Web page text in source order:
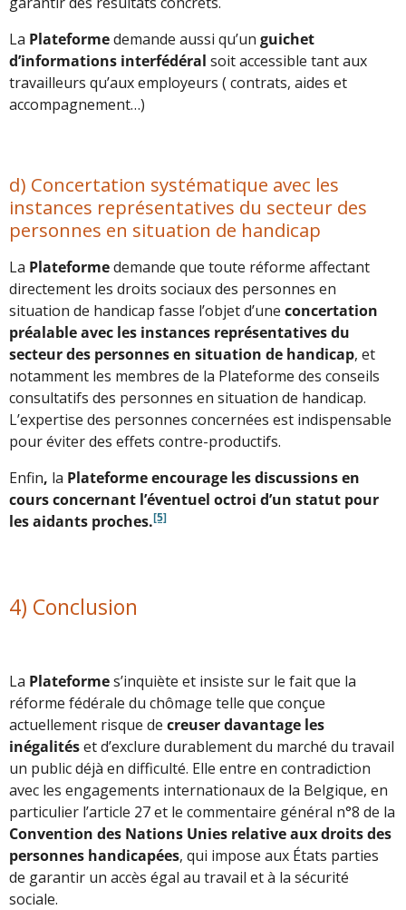
La Plateformedemande aussi qu’un guichet
d’informations interfédéral soit accessible tant aux
travailleurs qu’aux employeurs ( contrats, aides et
accompagnement…)
d) Concertation systématique avec les
instances représentatives du secteur des
personnes en situation de handicap
La Plateformedemande que toute réforme affectant
directement les droits sociaux des personnes en
situation de handicap fasse l’objet d’une concertation
préalable avec les instances représentatives du
secteur des personnes en situation de handicap, et
notamment les membres de la Plateforme des conseils
consultatifs des personnes en situation de handicap.
L’expertise des personnes concernées est indispensable
pour éviter des effets contre-productifs.
Enfin, la Plateforme encourage les discussions en
cours concernant l’éventuel octroi d’un statut pour
les aidants proches.[5]
4) Conclusion
La Plateformes’inquiète et insiste sur le fait que la
réforme fédérale du chômage telle que conçue
actuellement risque de creuser davantage les
inégalitéset d’exclure durablement du marché du travail
un public déjà en difficulté. Elle entre en contradiction
avec les engagements internationaux de la Belgique, en
particulier l’article 27 et le commentaire général n°8 de la
Convention des Nations Unies relative aux droits des
personnes handicapées, qui impose aux États parties
de garantir un accès égal au travail et à la sécurité
sociale.